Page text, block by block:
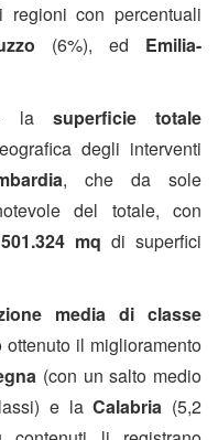
con percentuali
(6%), ed Emilia-
la superficie totale
degli interventi
, che da sole
del totale, con
501.324 mq di superfici
media di classe
il miglioramento
(con un salto medio
e laCalabria (5,2